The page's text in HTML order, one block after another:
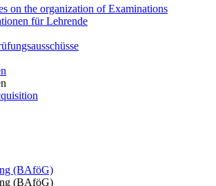
on the organization of Examinations
für Lehrende
(BAföG)
(BAföG)